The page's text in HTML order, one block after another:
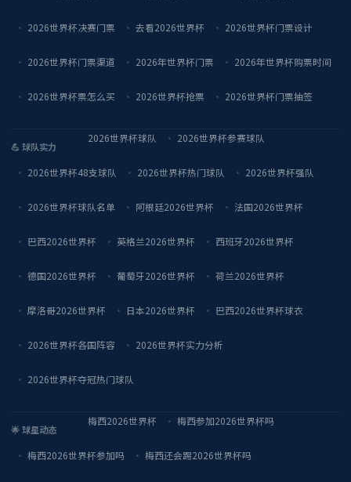
2026世界杯决赛门票 去看2026世界杯 2026世界杯门票设计
2026世界杯门票渠道 2026年世界杯门票 2026年世界杯购票时间
2026世界杯票怎么买 2026世界杯抢票 2026世界杯门票抽签
💪 球队实力
2026世界杯球队 2026世界杯参赛球队
2026世界杯48支球队 2026世界杯热门球队 2026世界杯强队
2026世界杯球队名单 阿根廷2026世界杯 法国2026世界杯
巴西2026世界杯 英格兰2026世界杯 西班牙2026世界杯
德国2026世界杯 葡萄牙2026世界杯 荷兰2026世界杯
摩洛哥2026世界杯 日本2026世界杯 巴西2026世界杯球衣
2026世界杯各国阵容 2026世界杯实力分析
2026世界杯夺冠热门球队
🌟 球星动态
梅西2026世界杯 梅西参加2026世界杯吗
梅西2026世界杯参加吗 梅西还会踢2026世界杯吗